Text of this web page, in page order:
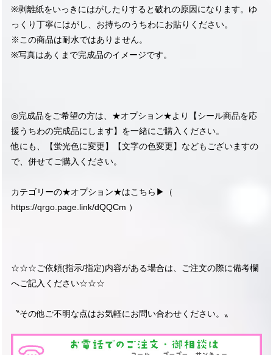
※剥離紙をいっきにはがしたりすると破れの原因になります。ゆ
っくり丁寧にはがし、お持ちのうちわにお貼りください。
※この商品は耐水ではありません。
※写真はあくまで完成品のイメージです。
◎完成品をご希望の方は、★オプション★より【シール商品を応
援うちわの完成品にします】を一緒にご購入ください。
他にも、【蛍光色に変更】【文字の色変更】などもございますの
で、併せてご購入ください。
カテゴリーの★オプション★はこちら▶︎（
https://qrgo.page.link/dQQCm ）
☆☆☆ご依頼(指示/指定)内容がある場合は、ご注文の際に備考欄
へご記入ください☆☆☆
〝その他ご不明な点はお気軽にお問い合わせください。〟